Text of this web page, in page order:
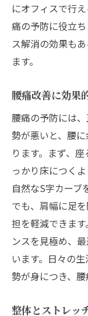
にオフィスで行
痛の予防に役立
ス解消の効果も
ます。
腰痛改善に効果
腰痛の予防には
勢が悪いと、腰
ります。まず、
っかり床につく
自然なS字カーブ
でも、肩幅に足
担を軽減できま
ンスを見極め、
います。日々の
勢が身につき、腰
整体とストレッ